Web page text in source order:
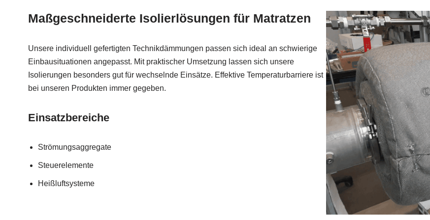
Maßgeschneiderte Isolierlösungen für Matratzen
Unsere individuell gefertigten Technikdämmungen passen sich ideal an schwierige
Einbausituationen angepasst. Mit praktischer Umsetzung lassen sich unsere
Isolierungen besonders gut für wechselnde Einsätze. Effektive Temperaturbarriere ist
bei unseren Produkten immer gegeben.
Einsatzbereiche
Strömungsaggregate
Steuerelemente
Heißluftsysteme